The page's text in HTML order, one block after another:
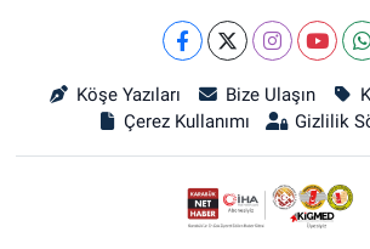
Köşe Yazıları Bize Ulaşın
Çerez Kullanımı
Gizlilik